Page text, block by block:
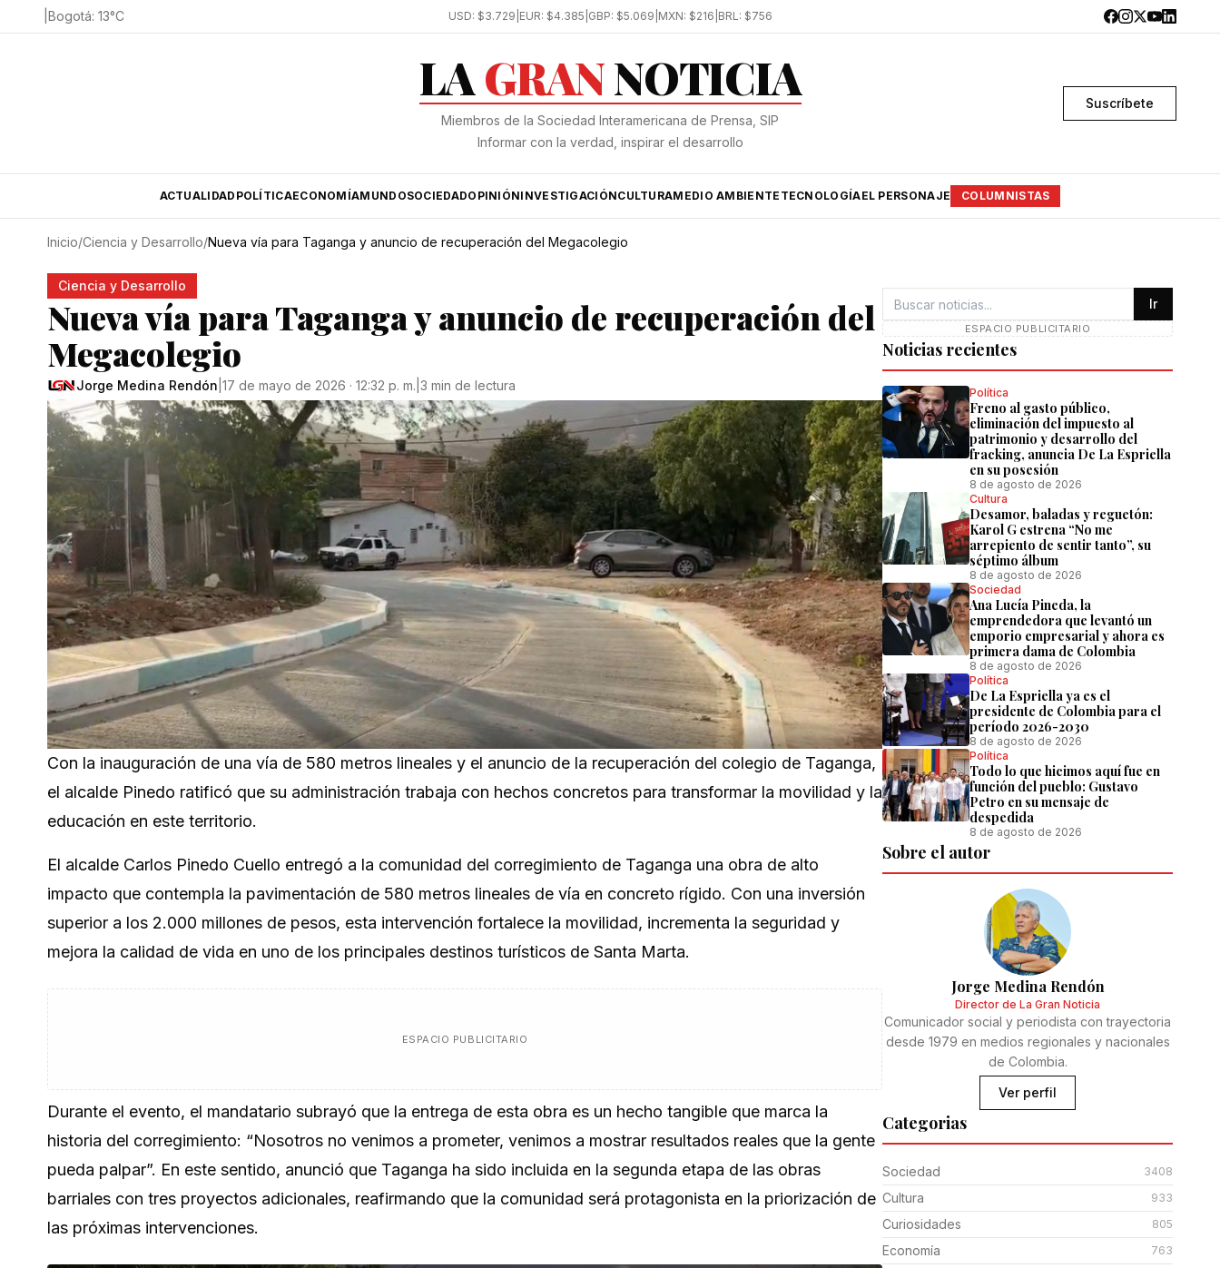
Bogotá: 13°C USD: $3.729 EUR: $4.385 GBP: $5.069 MXN: $216 BRL: $756
LAGRANNOTICIA
Miembros de la Sociedad Interamericana de Prensa, SIP
Informar con la verdad, inspirar el desarrollo
Suscríbete
ACTUALIDAD POLÍTICAECONOMÍAMUNDOSOCIEDADOPINIÓNINVESTIGACIÓNCULTURAMEDIO AMBIENTE TECNOLOGÍAEL PERSONAJE COLUMNISTAS
Inicio/Ciencia y Desarrollo/Nueva vía para Taganga y anuncio de recuperación del Megacolegio
Ciencia y Desarrollo
Nueva vía para Taganga y anuncio de recuperación del
Megacolegio
Jorge Medina Rendón 17 de mayo de 2026 · 12:32 p. m. 3 min de lectura
Con la inauguración de una vía de 580 metros lineales y el anuncio de la recuperación del colegio de Taganga,
el alcalde Pinedo ratificó que su administración trabaja con hechos concretos para transformar la movilidad y la
educación en este territorio.
El alcalde Carlos Pinedo Cuello entregó a la comunidad del corregimiento de Taganga una obra de alto
impacto que contempla la pavimentación de 580 metros lineales de vía en concreto rígido. Con una inversión
superior a los 2.000 millones de pesos, esta intervención fortalece la movilidad, incrementa la seguridad y
mejora la calidad de vida en uno de los principales destinos turísticos de Santa Marta.
ESPACIO PUBLICITARIO
Durante el evento, el mandatario subrayó que la entrega de esta obra es un hecho tangible que marca la
historia del corregimiento: “Nosotros no venimos a prometer, venimos a mostrar resultados reales que la gente
pueda palpar”. En este sentido, anunció que Taganga ha sido incluida en la segunda etapa de las obras
barriales con tres proyectos adicionales, reafirmando que la comunidad será protagonista en la priorización de
las próximas intervenciones.
Ir
ESPACIO PUBLICITARIO
Noticias recientes
Política
Freno al gasto público,
eliminación del impuesto al
patrimonio y desarrollo del
fracking, anuncia De La Espriella
en su posesión
8 de agosto de 2026
Cultura
Desamor, baladas y reguetón:
Karol G estrena “No me
arrepiento de sentir tanto”, su
séptimo álbum
8 de agosto de 2026
Sociedad
Ana Lucía Pineda, la
emprendedora que levantó un
emporio empresarial y ahora es
primera dama de Colombia
8 de agosto de 2026
Política
De La Espriella ya es el
presidente de Colombia para el
período 2026-2030
8 de agosto de 2026
Política
Todo lo que hicimos aquí fue en
función del pueblo: Gustavo
Petro en su mensaje de
despedida
8 de agosto de 2026
Sobre el autor
Jorge Medina Rendón
Director de La Gran Noticia
Comunicador social y periodista con trayectoria
desde 1979 en medios regionales y nacionales
de Colombia.
Ver perfil
Categorias
Sociedad 3408
Cultura 933
Curiosidades 805
Economía 763